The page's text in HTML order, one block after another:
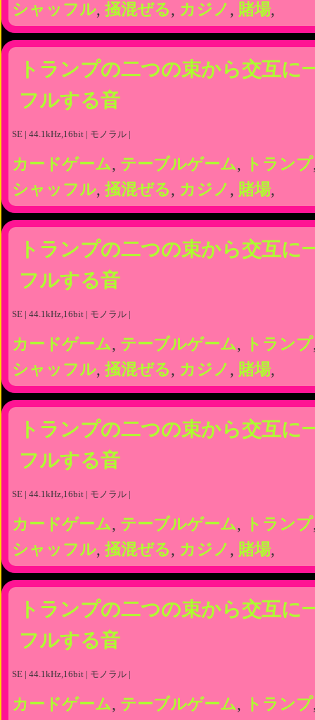
シャッフル, 掻混ぜる, カジノ , 賭場,
トランプの二つの束から交互に
フルする音
SE | 44.1kHz,16bit | モノラル |
カードゲーム, テーブルゲーム, トランプ
シャッフル, 掻混ぜる, カジノ , 賭場,
トランプの二つの束から交互に
フルする音
SE | 44.1kHz,16bit | モノラル |
カードゲーム, テーブルゲーム, トランプ
シャッフル, 掻混ぜる, カジノ , 賭場,
トランプの二つの束から交互に
フルする音
SE | 44.1kHz,16bit | モノラル |
カードゲーム, テーブルゲーム, トランプ
シャッフル, 掻混ぜる, カジノ , 賭場,
トランプの二つの束から交互に
フルする音
SE | 44.1kHz,16bit | モノラル |
カードゲーム, テーブルゲーム, トランプ